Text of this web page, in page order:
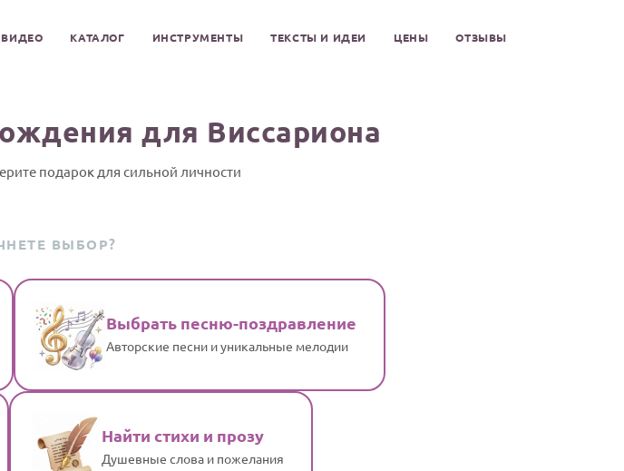
КАТАЛОГ ИНСТРУМЕНТЫ ТЕКСТЫ И ИДЕИ ЦЕНЫ ОТЗЫВЫ
для Виссариона
подарок для сильной личности
ВЫБОР?
Выбрать песню-поздравление
Авторские песни и уникальные мелодии
Найти стихи и прозу
Душевные слова и пожелания